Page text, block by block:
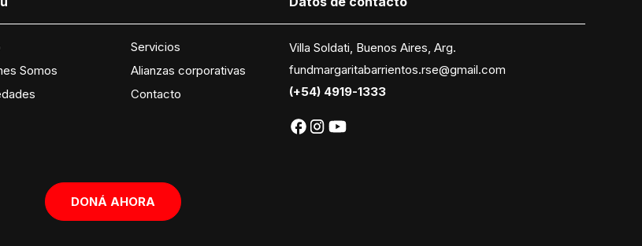
Somos
Servicios
Alianzas corporativas
Contacto
Villa Soldati, Buenos Aires, Arg.
fundmargaritabarrientos.rse@gmail.com
(+54) 4919-1333
DONÁ AHORA